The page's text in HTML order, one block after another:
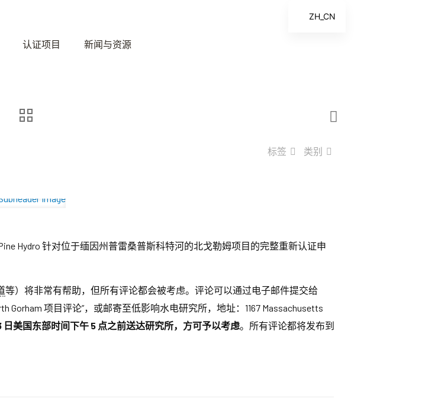
认证项目 新闻与资源
类别
标签
Hydro 针对位于缅因州普雷桑普斯科特河的北戈勒姆项目的完整重新认证申
等）将非常有帮助，但所有评论都会被考虑。评论可以通过电子邮件提交给
Gorham 项目评论”，或邮寄至低影响水电研究所，地址：1167 Massachusetts
日美国东部时间下午 5 点之前送达研究所，方可予以考虑。所有评论都将发布到
ZH_CN